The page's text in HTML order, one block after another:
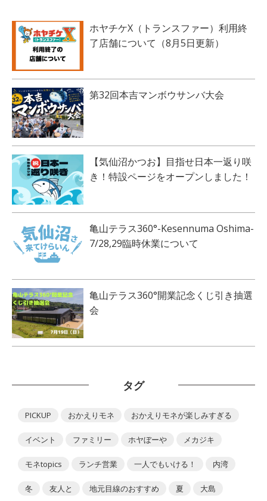
ホヤチケX（トランスファー）利用終
了店舗について（8月5日更新）
第32回本吉マンボウサンバ大会
【気仙沼かつお】目指せ日本一返り咲
き！特設ページをオープンしました！
亀山テラス360°-Kesennuma Oshima-
7/28,29臨時休業について
亀山テラス360°開業記念くじ引き抽選
会
タグ
PICKUP おかえりモネ おかえりモネが楽しみすぎる
イベント ファミリー ホヤぼーや メカジキ
モネtopics ランチ営業 一人でもいける！ 内湾
冬 友人と 地元目線のおすすめ 夏 大島